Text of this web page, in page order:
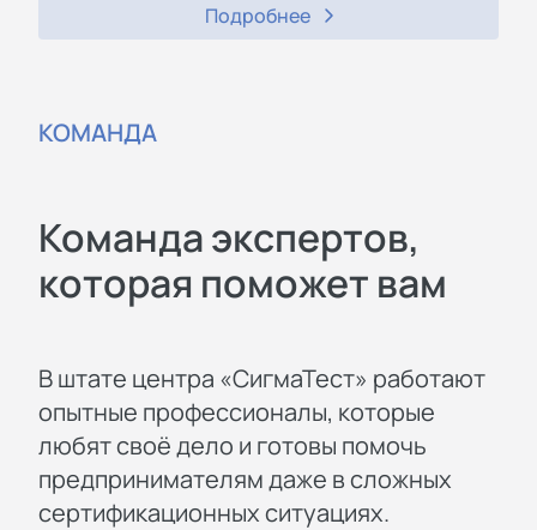
Подробнее
КОМАНДА
Команда экспертов,
которая поможет вам
В штате центра «СигмаТест» работают
опытные профессионалы, которые
любят своё дело и готовы помочь
предпринимателям даже в сложных
сертификационных ситуациях.